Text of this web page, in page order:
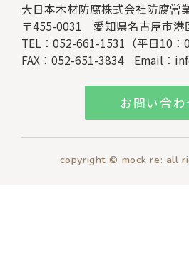
大日本木材防腐株式会社防腐営
〒455-0031 愛知県名古屋市港
TEL：052-661-1531（平日10：
FAX：052-651-3834
Email：
お問い合わ
copyright © mock re: all